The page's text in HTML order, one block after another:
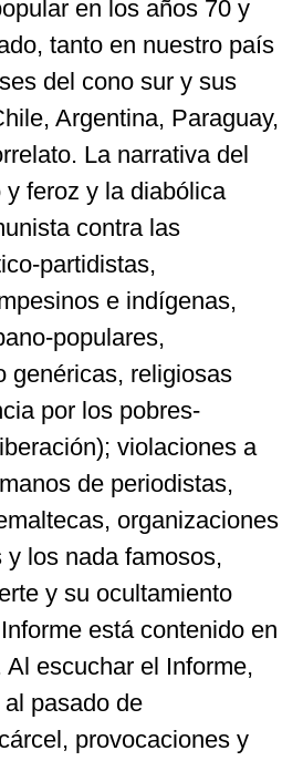
en los años 70 y
tanto en nuestro país
del cono sur y sus
Argentina, Paraguay,
La narrativa del
y feroz y la diabólica
contra las
partidistas,
e indígenas,
populares,
genéricas, religiosas
por los pobres-
violaciones a
de periodistas,
organizaciones
los nada famosos,
y su ocultamiento
está contenido en
escuchar el Informe,
pasado de
provocaciones y